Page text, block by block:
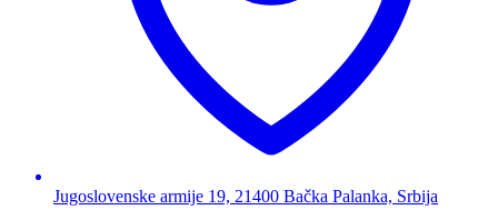
Jugoslovenske armije 19, 21400 Bačka Palanka, Srbija